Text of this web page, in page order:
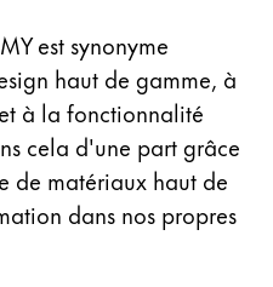
les pays où Lamy
pays et les langues
est synonyme
haut de gamme, à
à la fonctionnalité
cela d'une part grâce
de matériaux haut de
dans nos propres